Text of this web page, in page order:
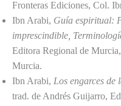
Fronteras Ediciones, Col.
Ibn Arabi, Guía espiritual:
imprescindible,
Editora Regional de
Murcia.
Ibn Arabi, Los engarces de
trad. de Andrés Guijarro,